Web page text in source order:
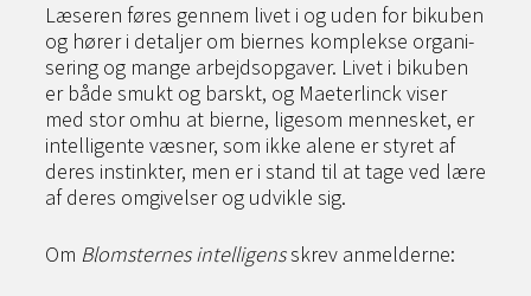
Læseren føres gennem livet i og uden for bikuben
og hører i detaljer om biernes komplekse organi­
sering og mange arbejdsopgaver. Livet i bikuben
er både smukt og barskt, og Maeterlinck viser
med stor omhu at bierne, ligesom mennesket, er
intel­ligente væsner, som ikke alene er styret af
deres instinkter, men er i stand til at tage ved lære
af deres omgivelser og udvikle sig.
Om Blomsternes intelligensskrev anmelderne: